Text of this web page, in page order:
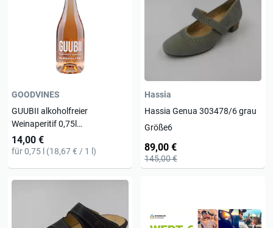
GOODVINES
GUUBII alkoholfreier
Weinaperitif 0,75l
Holunder/Zitrone
14,00 €
für 0,75 l (18,67 € / 1 l)
Hassia
Hassia Genua 303478/6 grau
Größe6
89,00 €
145,00 €